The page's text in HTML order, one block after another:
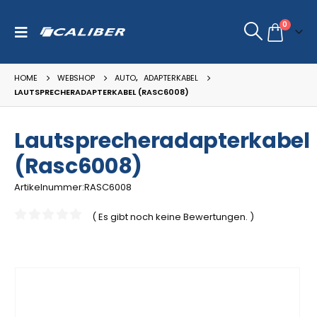
0
HOME WEBSHOP AUTO, ADAPTERKABEL
LAUTSPRECHERADAPTERKABEL (RASC6008)
Lautsprecheradapterkabel
(Rasc6008)
Artikelnummer:RASC6008
( Es gibt noch keine Bewertungen. )